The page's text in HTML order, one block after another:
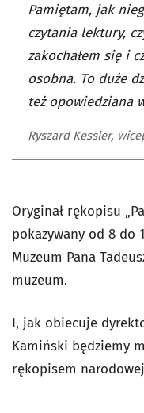
Pamiętam, jak
czytania lektury,
zakochałem się i
osobna. To duże
też opowiedziana
Ryszard Kessler,
Oryginał rękopisu
pokazywany od 8 do
Muzeum Pana
muzeum.
I, jak obiecuje
Kamiński będziemy
rękopisem